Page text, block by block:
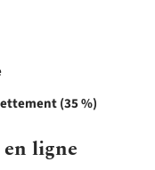
(35 %)
ligne